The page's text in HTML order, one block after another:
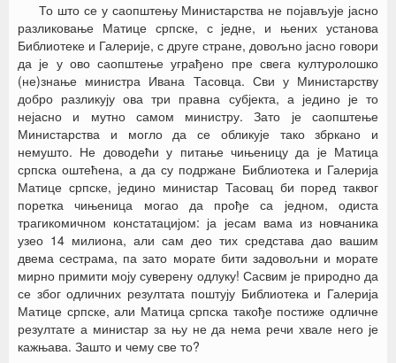
То што се у саопштењу Министарства не појављује јасно
разликовање Матице српске, с једне, и њених установа
Библиотеке и Галерије, с друге стране, довољно јасно говори
да је у ово саопштење уграђено пре свега културолошко
(не)знање министра Ивана Тасовца. Сви у Министарству
добро разликују ова три правна субјекта, а једино је то
нејасно и мутно самом министру. Зато је саопштење
Министарства и могло да се обликује тако збркано и
немушто. Не доводећи у питање чињеницу да је Матица
српска оштећена, а да су подржане Библиотека и Галерија
Матице српске, једино министар Тасовац би поред таквог
поретка чињеница могао да прође са једном, одиста
трагикомичном констатацијом: ја јесам вама из новчаника
узео 14 милиона, али сам део тих средстава дао вашим
двема сестрама, па зато морате бити задовољни и морате
мирно примити моју суверену одлуку! Сасвим је природно да
се због одличних резултата поштују Библиотека и Галерија
Матице српске, али Матица српска такође постиже одличне
резултате а министар за њу не да нема речи хвале него је
кажњава. Зашто и чему све то?